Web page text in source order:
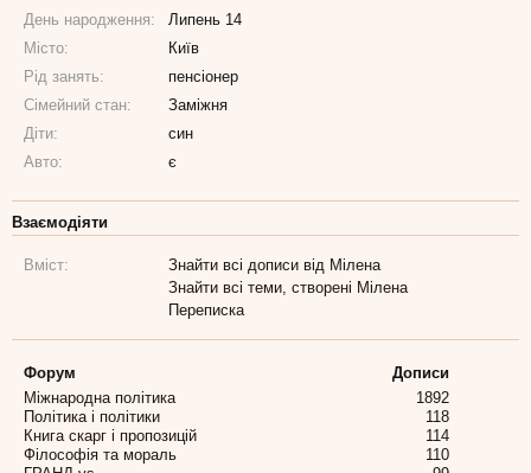
День народження:
Липень 14
Місто:
Київ
Рід занять:
пенсіонер
Сімейний стан:
Заміжня
Діти:
син
Авто:
є
Взаємодіяти
Вміст:
Знайти всі дописи від Мілена
Знайти всі теми, створені Мілена
Переписка
Форум
Дописи
Міжнародна політика
1892
Політика і політики
118
Книга скарг і пропозицій
114
Філософія та мораль
110